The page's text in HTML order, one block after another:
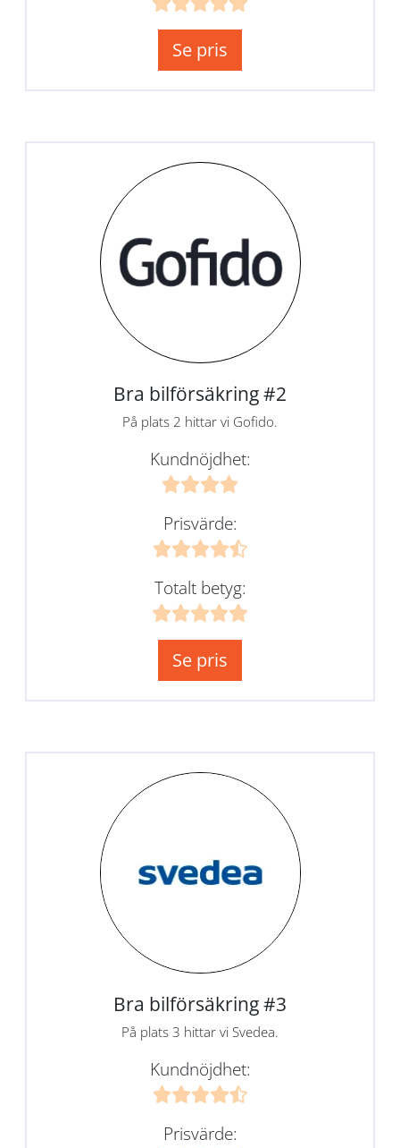
Se pris
Bra bilförsäkring #2
På plats 2 hittar vi Gofido.
Kundnöjdhet:
Prisvärde:
Totalt betyg:
Se pris
Bra bilförsäkring #3
På plats 3 hittar vi Svedea.
Kundnöjdhet:
Prisvärde: